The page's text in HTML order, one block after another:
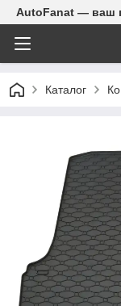
AutoFanat — ваш
Каталог